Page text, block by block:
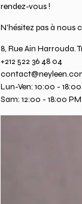
rendez-vous !
N'hésitez pas à nous
8, Rue Ain Harrouda.
+212 522 36 48 04
Lun-Ven: 10:00 -
Sam: 12:00 - 18:00 PM